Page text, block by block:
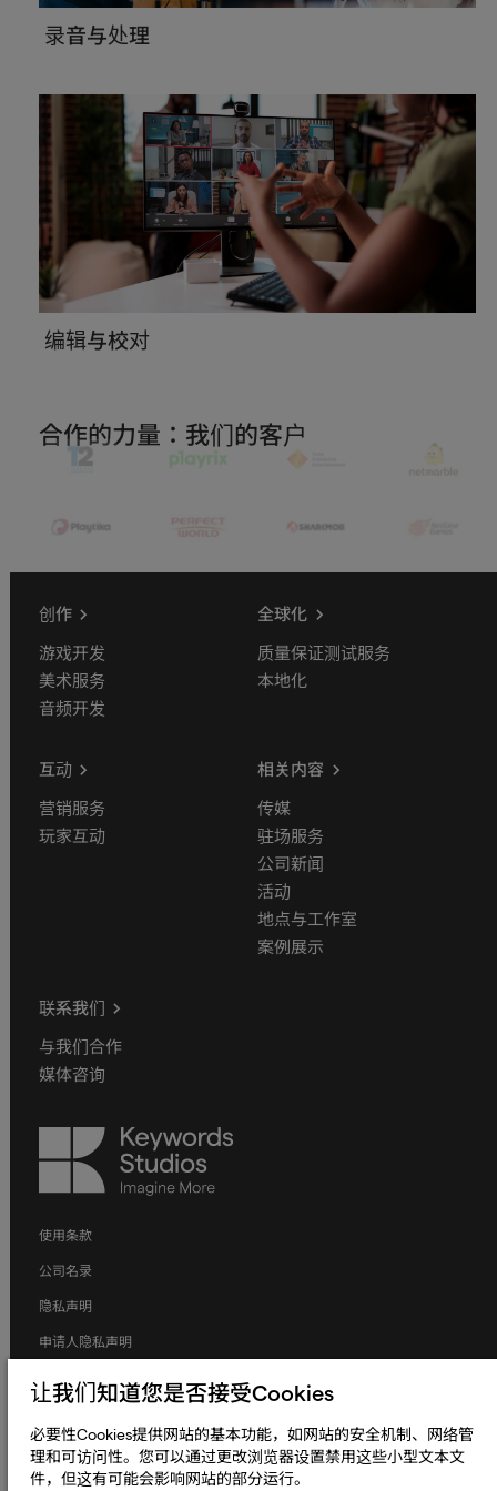
录音与处理
编辑与校对
合作的力量：我们的客户
创作
游戏开发
美术服务
音频开发
全球化
质量保证测试服务
本地化
互动
营销服务
玩家互动
相关内容
传媒
驻场服务
公司新闻
活动
地点与工作室
案例展示
联系我们
与我们合作
媒体咨询
Keywords
Studios
使用条款
公司名录
隐私声明
申请人隐私声明
人权与劳工权益
全球政策
让我们知道您是否接受Cookies
必要性Cookies提供网站的基本功能，如网站的安全机制、网络管
理和可访问性。您可以通过更改浏览器设置禁用这些小型文本文
件，但这有可能会影响网站的部分运行。